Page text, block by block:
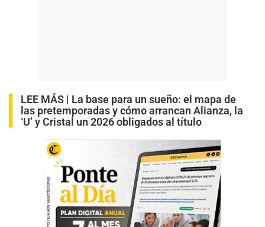
LEE MÁS | La base para un sueño: el mapa de
las pretemporadas y cómo arrancan Alianza, la
‘U’ y Cristal un 2026 obligados al título